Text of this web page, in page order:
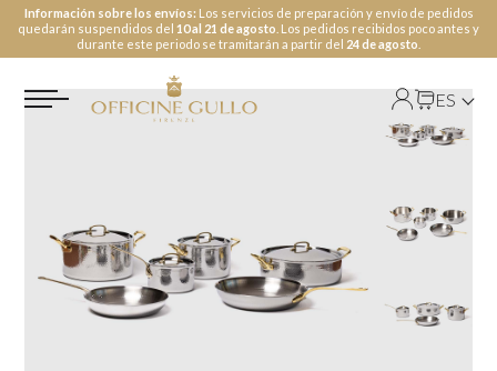
Información sobre los envíos:Los servicios de preparación y envío de pedidos
quedarán suspendidos del 10 al 21 de agosto . Los pedidos recibidos poco antes y
durante este periodo se tramitarán a partir del 24 de agosto
ES